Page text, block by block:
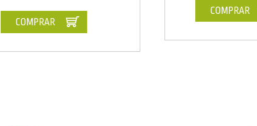
COMPRAR
COMPRAR